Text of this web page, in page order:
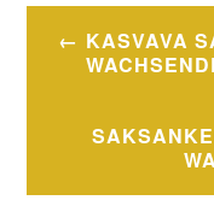
KASVAVA